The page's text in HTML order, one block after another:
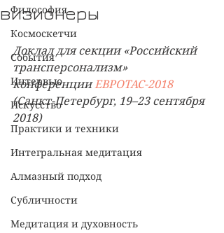
Философия
Космоскетчи
События
Интервью
Искусство
Практики и техники
Интегральная медитация
Алмазный подход
Субличности
Медитация и духовность
визионеры
Доклад для секции «Российский
трансперсонализм»
конференции ЕВРОТАС-2018
(Санкт-Петербург, 19–23 сентября
2018)